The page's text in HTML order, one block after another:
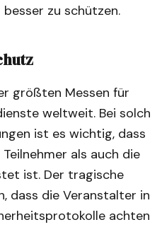
zu schützen.
größten Messen für
weltweit. Bei solch
ist es wichtig, dass
als auch die
ist. Der tragische
dass die Veranstalter in
achten